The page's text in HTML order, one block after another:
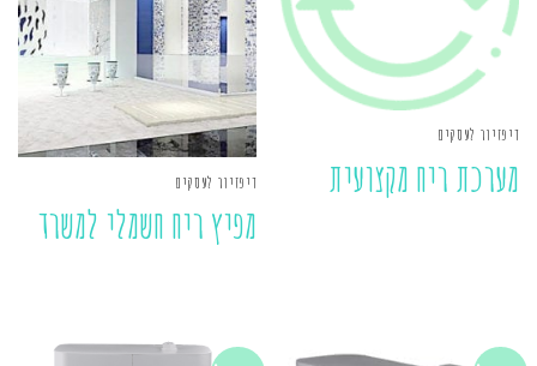
דיפזיור לעסקים
מערכת ריח מקצועית דיפזיור לעסקים
מפיץ ריח חשמלי למשרד